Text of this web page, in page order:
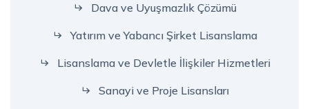
Dava ve Uyuşmazlık Çözümü
Yatırım ve Yabancı Şirket Lisanslama
Lisanslama ve Devletle İlişkiler Hizmetleri
Sanayi ve Proje Lisansları